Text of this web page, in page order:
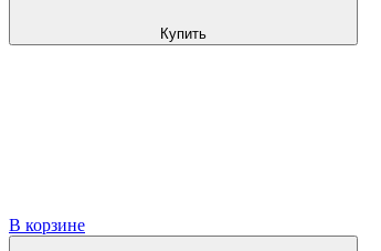
Купить
В корзине